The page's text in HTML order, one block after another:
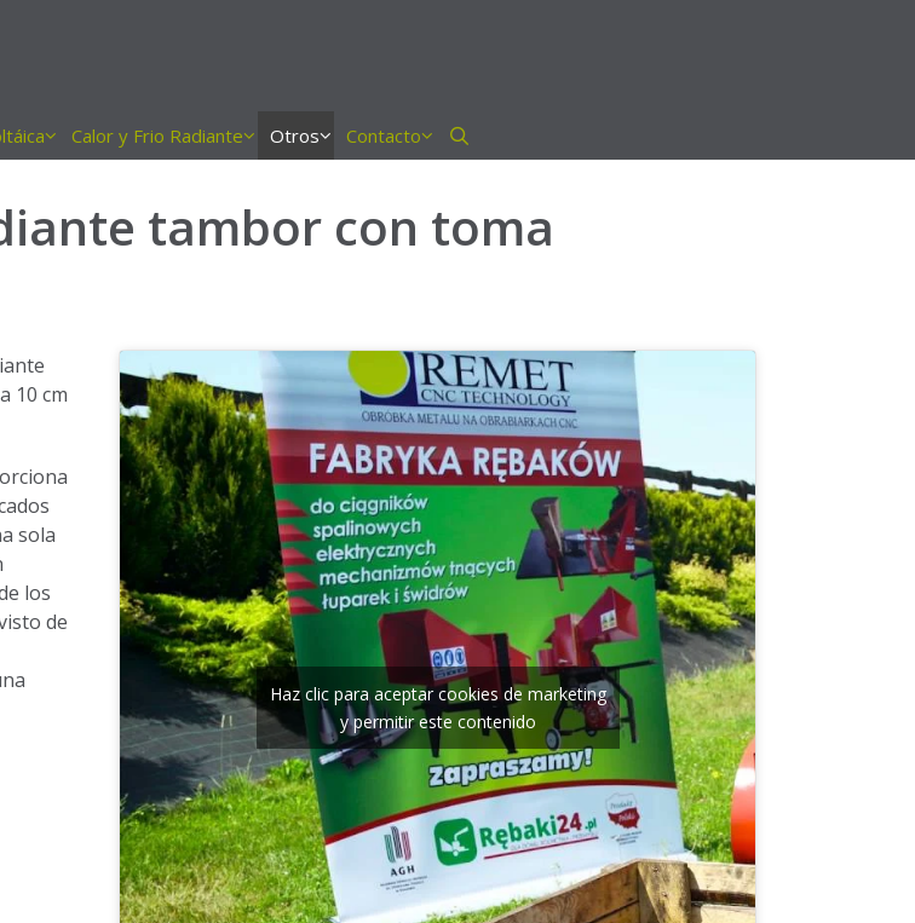
Calor y Frio Radiante Otros Contacto
tambor con toma
10 cm
sola
los
de
Haz clic para aceptar cookies de marketing
y permitir este contenido